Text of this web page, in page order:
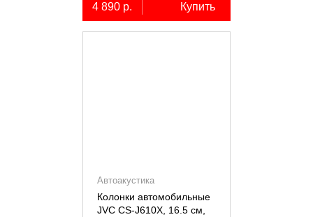
4 890 р. Купить
Автоакустика
Колонки автомобильные
JVC CS-J610X, 16.5 см,